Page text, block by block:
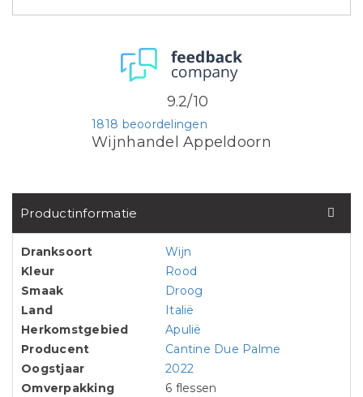
Wijnhandel Appeldoorn
1818 beoordelingen
9.2/10
Productinformatie
Dranksoort
Wijn
Kleur
Rood
Smaak
Droog
Land
Italië
Herkomstgebied
Apulië
Producent
Cantine Due Palme
Oogstjaar
2022
Omverpakking
6 flessen